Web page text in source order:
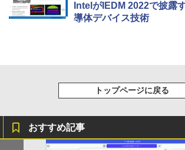
￥810
IntelがIEDM 2022で披露
導体デバイス技術
トップページに戻る
おすすめ記事